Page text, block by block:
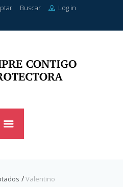
Buscar Log in
Valentino